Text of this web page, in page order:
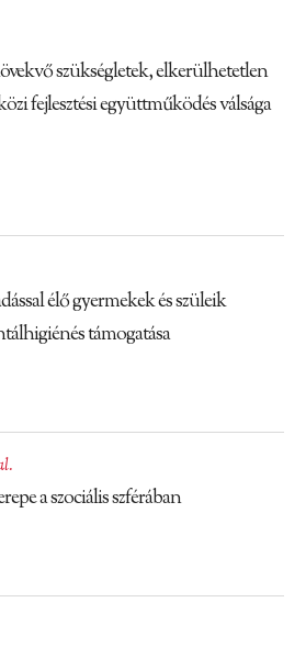
szükségletek, elkerülhetetlen
fejlesztési együttműködés válsága
élő gyermekek és szüleik
támogatása
a szociális szférában